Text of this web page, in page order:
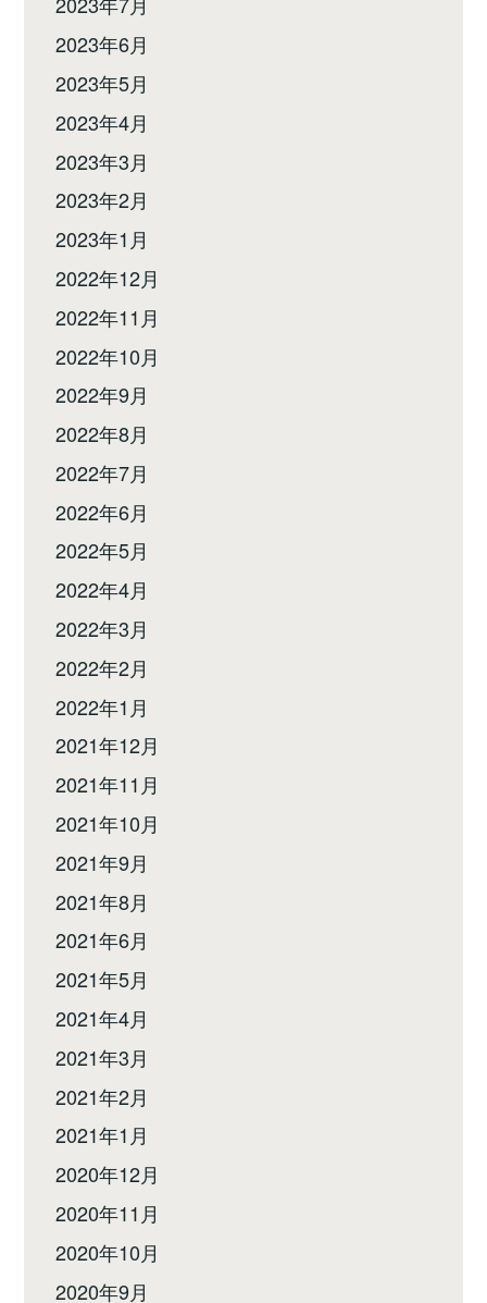
2023年6月
2023年5月
2023年4月
2023年3月
2023年2月
2023年1月
2022年12月
2022年11月
2022年10月
2022年9月
2022年8月
2022年7月
2022年6月
2022年5月
2022年4月
2022年3月
2022年2月
2022年1月
2021年12月
2021年11月
2021年10月
2021年9月
2021年8月
2021年6月
2021年5月
2021年4月
2021年3月
2021年2月
2021年1月
2020年12月
2020年11月
2020年10月
2020年9月